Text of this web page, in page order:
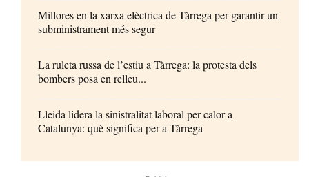
Millores en la xarxa elèctrica de Tàrrega per garantir un
subministrament més segur
La ruleta russa de l’estiu a Tàrrega: la protesta dels
bombers posa en relleu...
Lleida lidera la sinistralitat laboral per calor a
Catalunya: què significa per a Tàrrega